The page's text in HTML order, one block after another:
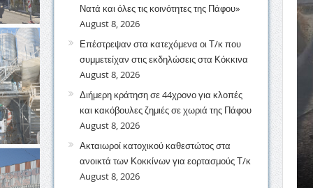
και έμπρακτη
και της
τις κοινότητες της
Διοίκησης Πάφου, αλλά και της Κυβέρνησης,
Νατά και όλες τις κοινότητες της Πάφου»
August 8, 2026
Επέστρεψαν στα κατεχόμενα οι Τ/κ που
συμμετείχαν στις εκδηλώσεις στα Κόκκινα
August 8, 2026
Διήμερη κράτηση σε 44χρονο για κλοπές
και κακόβουλες ζημιές σε χωριά της Πάφου
August 8, 2026
Ακταιωροί κατοχικού καθεστώτος στα
ανοικτά των Κοκκίνων για εορτασμούς Τ/κ
August 8, 2026